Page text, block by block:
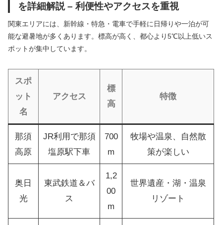
を詳細解説 – 利便性やアクセスを重視
関東エリアには、新幹線・特急・電車で手軽に日帰りや一泊が可
能な避暑地が多くあります。標高が高く、都心より5℃以上低いス
ポットが集中しています。
スポ
ット
名
アクセス
標
高
特徴
那須
高原
JR利用で那須
塩原駅下車
700
m
牧場や温泉、自然散
策が楽しい
奥日
光
東武鉄道＆バ
ス
1,2
00
m
世界遺産・湖・温泉
リゾート